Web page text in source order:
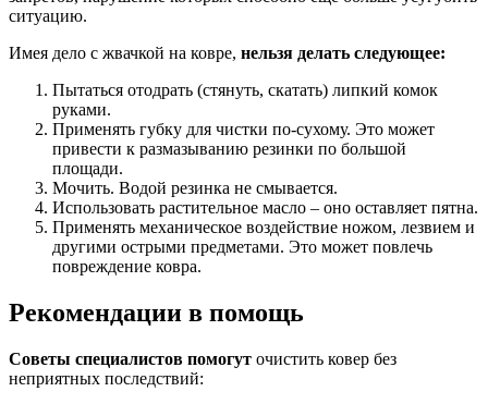
ситуацию.
Имея дело с жвачкой на ковре, нельзя делать следующее:
Пытаться отодрать (стянуть, скатать) липкий комок
руками.
Применять губку для чистки по-сухому. Это может
привести к размазыванию резинки по большой
площади.
Мочить. Водой резинка не смывается.
Использовать растительное масло – оно оставляет пятна.
Применять механическое воздействие ножом, лезвием и
другими острыми предметами. Это может повлечь
повреждение ковра.
Рекомендации в помощь
Советы специалистов помогут очистить ковер без
неприятных последствий: